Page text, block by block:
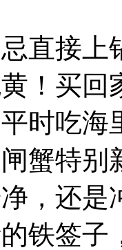
直接上
！买回
时吃海
蟹特别
，还
铁签子